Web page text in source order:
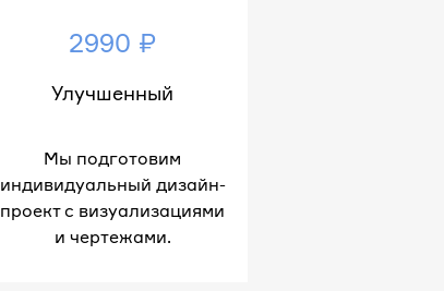
2990 ₽
Улучшенный
Мы подготовим
индивидуальный дизайн-
проект с визуализациями
и чертежами.